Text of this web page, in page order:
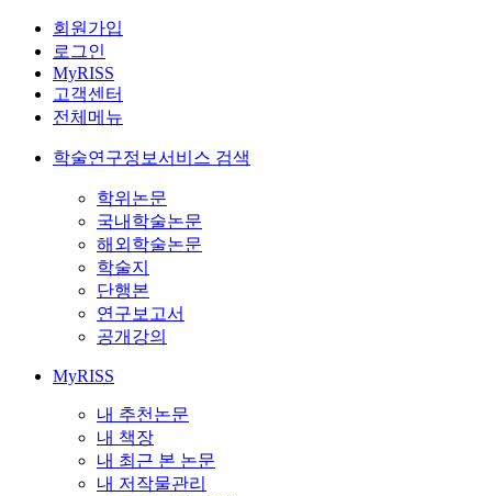
회원가입
로그인
MyRISS
고객센터
전체메뉴
학술연구정보서비스 검색
학위논문
국내학술논문
해외학술논문
학술지
단행본
연구보고서
공개강의
MyRISS
내 추천논문
내 책장
내 최근 본 논문
내 저작물관리